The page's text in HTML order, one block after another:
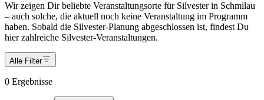
Wir zeigen Dir beliebte Veranstaltungsorte für Silvester in Schmilau
– auch solche, die aktuell noch keine Veranstaltung im Programm
haben. Sobald die Silvester-Planung abgeschlossen ist, findest Du
hier zahlreiche Silvester-Veranstaltungen.
Alle Filter
0 Ergebnisse